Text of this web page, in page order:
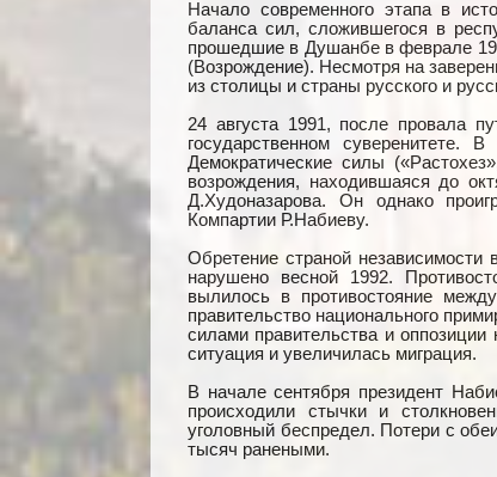
Начало современного этапа в
баланса сил, сложившегося в
прошедшие в Душанбе в феврале
(Возрождение). Несмотря на
из столицы и страны русского и
24 августа 1991, после провала
государственном суверенитете.
Демократические силы
возрождения, находившаяся до
Д.Худоназарова. Он однако
Компартии Р.Набиеву.
Обретение страной
нарушено весной 1992.
вылилось в противостояние
правительство национального
силами правительства и
ситуация и увеличилась миграция.
В начале сентября президент
происходили стычки и
уголовный беспредел. Потери с
тысяч ранеными.